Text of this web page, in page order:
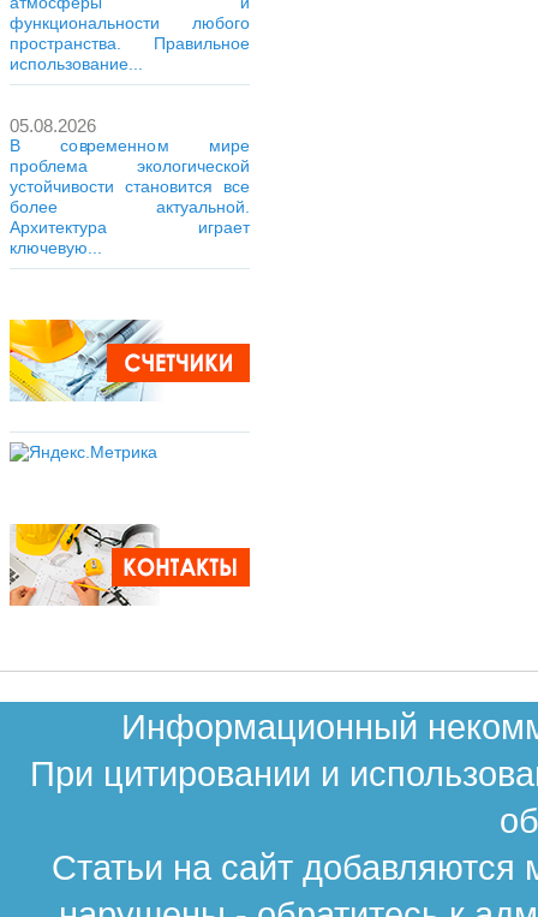
функциональности любого
пространства. Правильное
использование...
05.08.2026
В современном мире
проблема экологической
устойчивости становится все
более актуальной.
Архитектура играет
ключевую...
Информационный
При цитировании и
Статьи на сайт